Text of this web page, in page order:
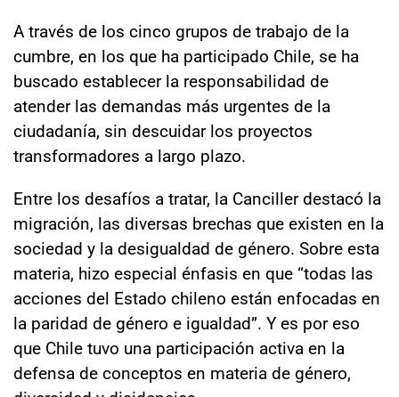
A través de los cinco grupos de trabajo de la
cumbre, en los que ha participado Chile, se ha
buscado establecer la responsabilidad de
atender las demandas más urgentes de la
ciudadanía, sin descuidar los proyectos
transformadores a largo plazo.
Entre los desafíos a tratar, la Canciller destacó la
migración, las diversas brechas que existen en la
sociedad y la desigualdad de género. Sobre esta
materia, hizo especial énfasis en que “todas las
acciones del Estado chileno están enfocadas en
la paridad de género e igualdad”. Y es por eso
que Chile tuvo una participación activa en la
defensa de conceptos en materia de género,